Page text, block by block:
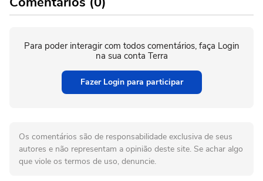
Para poder interagir com todos comentários, faça Login
na sua conta Terra
Fazer Login para participar
Os comentários são de responsabilidade exclusiva de seus
autores e não representam a opinião deste site. Se achar algo
que viole os termos de uso, denuncie.